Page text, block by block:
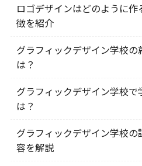
ロゴデザインはどのように
徴を紹介
グラフィックデザイン学校の
は？
グラフィックデザイン学校で
は？
グラフィックデザイン学校
容を解説